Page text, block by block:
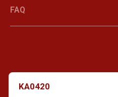
FAQ
KA0420